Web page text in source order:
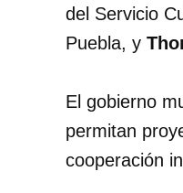
del Servicio
Puebla, y
El gobierno
permitan
cooperación